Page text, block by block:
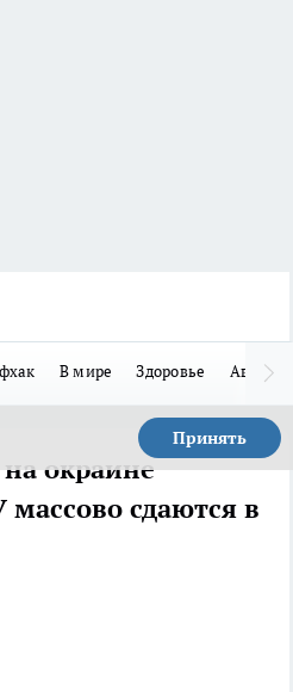
В мире Здоровье Авто
Принять
окраине
сдаются в